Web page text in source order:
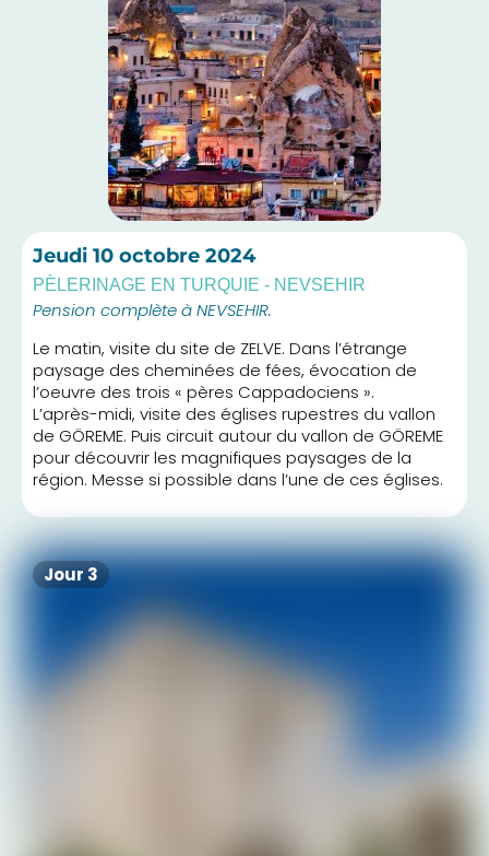
Jeudi 10 octobre 2024
PÈLERINAGE EN TURQUIE - NEVSEHIR
Pension complète à NEVSEHIR.
Le matin, visite du site de ZELVE. Dans l’étrange
paysage des cheminées de fées, évocation de
l’oeuvre des trois « pères Cappadociens ».
L’après-midi, visite des églises rupestres du vallon
de GÖREME. Puis circuit autour du vallon de GÖREME
pour découvrir les magnifiques paysages de la
région. Messe si possible dans l’une de ces églises.
Jour 3